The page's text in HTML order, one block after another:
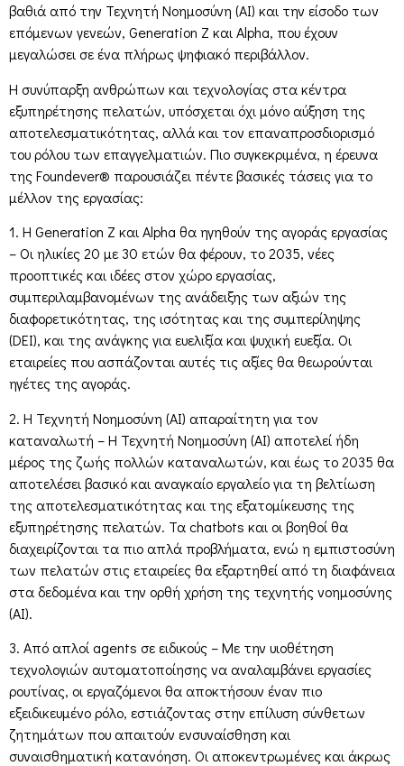
βαθιά από την Τεχνητή Νοημοσύνη (AI) και την είσοδο των
επόμενων γενεών, Generation Z και Alpha, που έχουν
μεγαλώσει σε ένα πλήρως ψηφιακό περιβάλλον.
Η συνύπαρξη ανθρώπων και τεχνολογίας στα κέντρα
εξυπηρέτησης πελατών, υπόσχεται όχι μόνο αύξηση της
αποτελεσματικότητας, αλλά και τον επαναπροσδιορισμό
του ρόλου των επαγγελματιών. Πιο συγκεκριμένα, η έρευνα
της Foundever® παρουσιάζει πέντε βασικές τάσεις για το
μέλλον της εργασίας:
1. Η Generation Z και Alpha θα ηγηθούν της αγοράς εργασίας
– Οι ηλικίες 20 με 30 ετών θα φέρουν, το 2035, νέες
προοπτικές και ιδέες στον χώρο εργασίας,
συμπεριλαμβανομένων της ανάδειξης των αξιών της
διαφορετικότητας, της ισότητας και της συμπερίληψης
(DEI), και της ανάγκης για ευελιξία και ψυχική ευεξία. Οι
εταιρείες που ασπάζονται αυτές τις αξίες θα θεωρούνται
ηγέτες της αγοράς.
2. Η Τεχνητή Νοημοσύνη (AI) απαραίτητη για τον
καταναλωτή – Η Τεχνητή Νοημοσύνη (AI) αποτελεί ήδη
μέρος της ζωής πολλών καταναλωτών, και έως το 2035 θα
αποτελέσει βασικό και αναγκαίο εργαλείο για τη βελτίωση
της αποτελεσματικότητας και της εξατομίκευσης της
εξυπηρέτησης πελατών. Τα chatbots και οι βοηθοί θα
διαχειρίζονται τα πιο απλά προβλήματα, ενώ η εμπιστοσύνη
των πελατών στις εταιρείες θα εξαρτηθεί από τη διαφάνεια
στα δεδομένα και την ορθή χρήση της τεχνητής νοημοσύνης
(AI).
3. Από απλοί agents σε ειδικούς – Με την υιοθέτηση
τεχνολογιών αυτοματοποίησης να αναλαμβάνει εργασίες
ρουτίνας, οι εργαζόμενοι θα αποκτήσουν έναν πιο
εξειδικευμένο ρόλο, εστιάζοντας στην επίλυση σύνθετων
ζητημάτων που απαιτούν ενσυναίσθηση και
συναισθηματική κατανόηση. Οι αποκεντρωμένες και άκρως